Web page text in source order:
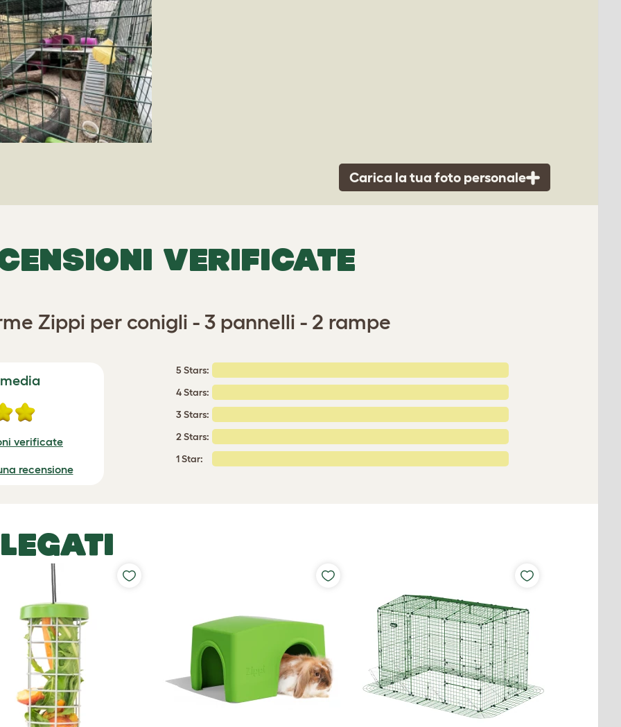
Carica la tua foto personale
VERIFICATE
Zippi per conigli - 3 pannelli - 2 rampe
verificate
recensione
5 Stars:
4 Stars:
3 Stars:
2 Stars:
1 Star: